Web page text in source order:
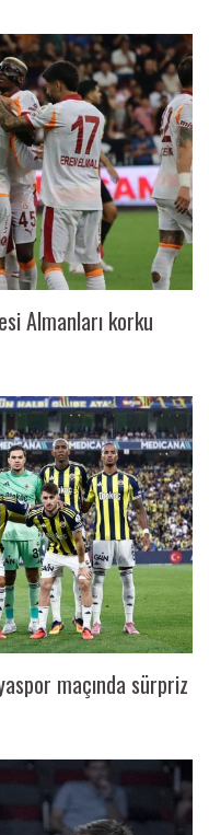
Almanları korku
maçında sürpriz